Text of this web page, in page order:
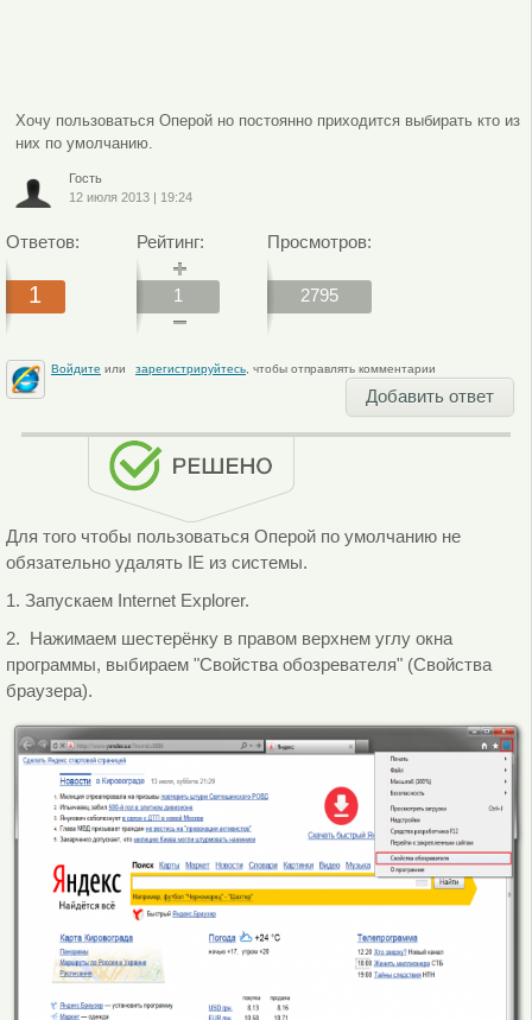
Хочу пользоваться Оперой но постоянно приходится выбирать кто из
них по умолчанию.
Гость
12 июля 2013| 19:24
Ответов:
1
Рейтинг:
1
Просмотров:
2795
Войдите или зарегистрируйтесь, чтобы отправлять комментарии
Добавить ответ
Для того чтобы пользоваться Оперой по умолчанию не
обязательно удалять IE из системы.
1. Запускаем Internet Explorer.
2. Нажимаем шестерёнку в правом верхнем углу окна
программы, выбираем "Свойства обозревателя" (Свойства
браузера).